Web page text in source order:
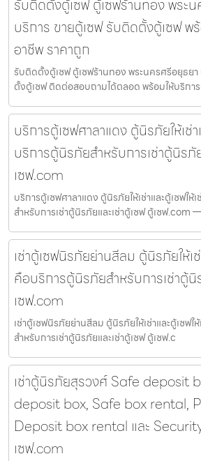
รับติดตั้งตู้เซฟ ตู้เซฟร้านทอง พระ
บริการ ขายตู้เซฟ รับติดตั้งตู้เซฟ
อาชีพ ราคาถูก
รับติดตั้งตู้เซฟ ตู้เซฟร้านทอง พระนครศรีอยุธย
ตั้งตู้เซฟ ติดต่อสอบถามได้ตลอด พร้อมให้บริกา
บริการตู้เซฟศาลาแดง ตู้นิรภัยให้เช่า
บริการตู้นิรภัยสำหรับการเช่าตู้นิรภั
เซฟ.com
บริการตู้เซฟศาลาแดง ตู้นิรภัยให้เช่าและตู้เซฟให้
สำหรับการเช่าตู้นิรภัยและเช่าตู้เซฟ ตู้เซฟ.com
เช่าตู้เซฟนิรภัยย่านสีลม ตู้นิรภัยให้เช่
คือบริการตู้นิรภัยสำหรับการเช่าตู้นิ
เซฟ.com
เช่าตู้เซฟนิรภัยย่านสีลม ตู้นิรภัยให้เช่าและตู้เซฟ
สำหรับการเช่าตู้นิรภัยและเช่าตู้เซฟ ตู้เซฟ.c
เช่าตู้นิรภัยสุรวงศ์ Safe deposit
deposit box, Safe box rental,
Deposit box rental และ
เซฟ.com